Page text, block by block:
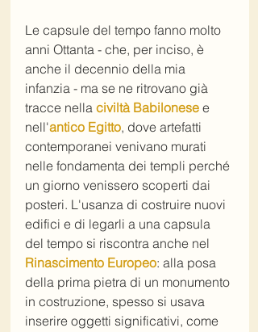
Le capsule del tempo fanno molto
anni Ottanta - che, per inciso, è
anche il decennio della mia
infanzia - ma se ne ritrovano già
tracce nella civiltà Babilonese e
nell'antico Egitto, dove artefatti
contemporanei venivano murati
nelle fondamenta dei templi perché
un giorno venissero scoperti dai
posteri. L'usanza di costruire nuovi
edifici e di legarli a una capsula
del tempo si riscontra anche nel
Rinascimento Europeo: alla posa
della prima pietra di un monumento
in costruzione, spesso si usava
inserire oggetti significativi, come